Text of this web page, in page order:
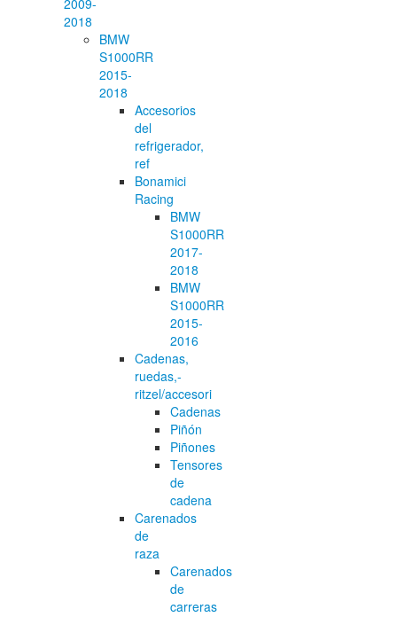
2018
BMW
S1000RR
2015-
2018
Accesorios
del
refrigerador,
ref
Bonamici
Racing
BMW
S1000RR
2017-
2018
BMW
S1000RR
2015-
2016
Cadenas,
ruedas,-
ritzel/accesori
Cadenas
Piñón
Piñones
Tensores
de
cadena
Carenados
de
raza
Carenados
de
carreras